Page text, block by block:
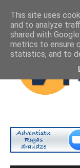
This site uses
and to analyze
shared with
metrics to ensure
statistics, and to